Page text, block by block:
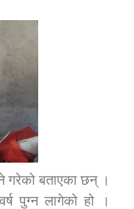
जुम्लाको सुचना
गरेको बताएका छन् ।
पुग्न लागेको हो ।